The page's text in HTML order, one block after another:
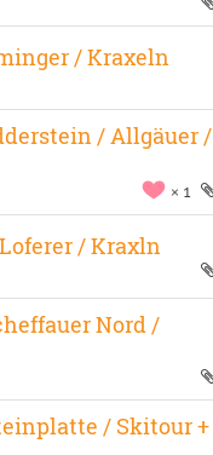
/ Kraxeln
/ Allgäuer /
1
/ Kraxln
Nord /
/ Skitour +